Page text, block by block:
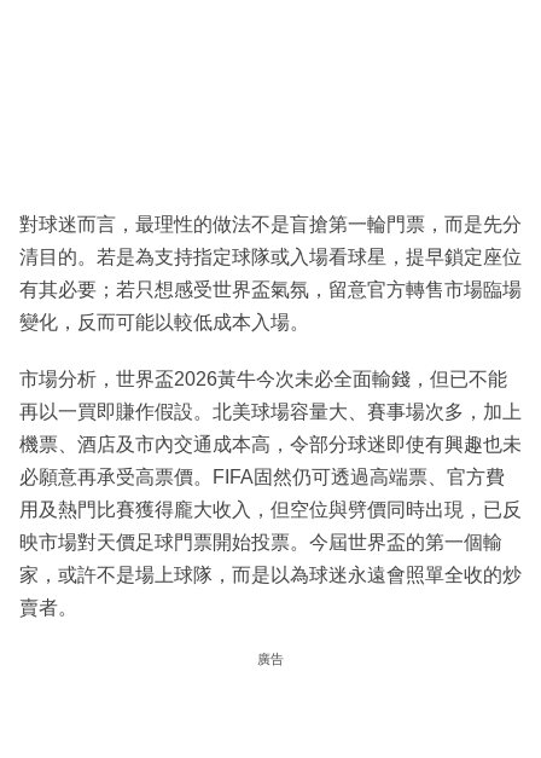
對球迷而言，最理性的做法不是盲搶第一輪門票，而是先分
清目的。若是為支持指定球隊或入場看球星，提早鎖定座位
有其必要；若只想感受世界盃氣氛，留意官方轉售市場臨場
變化，反而可能以較低成本入場。
市場分析，世界盃2026黃牛今次未必全面輸錢，但已不能
再以一買即賺作假設。北美球場容量大、賽事場次多，加上
機票、酒店及市內交通成本高，令部分球迷即使有興趣也未
必願意再承受高票價。FIFA固然仍可透過高端票、官方費
用及熱門比賽獲得龐大收入，但空位與劈價同時出現，已反
映市場對天價足球門票開始投票。今屆世界盃的第一個輸
家，或許不是場上球隊，而是以為球迷永遠會照單全收的炒
賣者。
廣告